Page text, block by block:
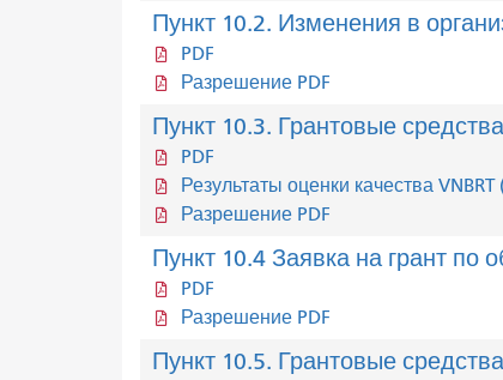
Пункт 10.2. Изменения в
PDF
Разрешение PDF
Пункт 10.3. Грантовые
PDF
Результаты оценки качества VNBRT
Разрешение PDF
Пункт 10.4 Заявка на грант по
PDF
Разрешение PDF
Пункт 10.5. Грантовые